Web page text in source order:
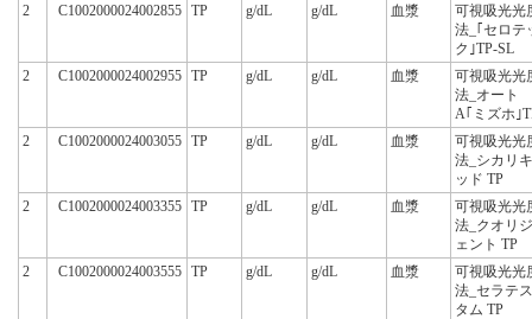
2
C1002000024002855 TP g/dL g/dL 血漿
可視吸光光
法_｢セロテ
ク｣TP-SL
2
C1002000024002955 TP g/dL g/dL 血漿
可視吸光光
法_オート
A｢ミズホ｣
2
C1002000024003055 TP g/dL g/dL 血漿
可視吸光光
法_シカリキ
ッド TP
2
C1002000024003355 TP g/dL g/dL 血漿
可視吸光光
法_クオリジ
ェント TP
2
C1002000024003555 TP g/dL g/dL 血漿
可視吸光光
法_セラテス
タム TP